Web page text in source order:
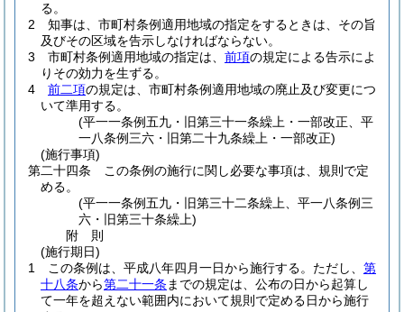
る。
2
知事は、市町村条例適用地域の指定をするときは、その旨
及びその区域を告示しなければならない。
3
市町村条例適用地域の指定は、 前項の規定による告示によ
りその効力を生ずる。
4
前二項の規定は、市町村条例適用地域の廃止及び変更につ
いて準用する。
(平一一条例五九・旧第三十一条繰上・一部改正、平
一八条例三六・旧第二十九条繰上・一部改正)
(施行事項)
第二十四条
この条例の施行に関し必要な事項は、規則で定
める。
(平一一条例五九・旧第三十二条繰上、平一八条例三
六・旧第三十条繰上)
附 則
(施行期日)
1
この条例は、平成八年四月一日から施行する。 ただし、 第
十八条から第二十一条 までの規定は、公布の日から起算し
て一年を超えない範囲内において規則で定める日から施行